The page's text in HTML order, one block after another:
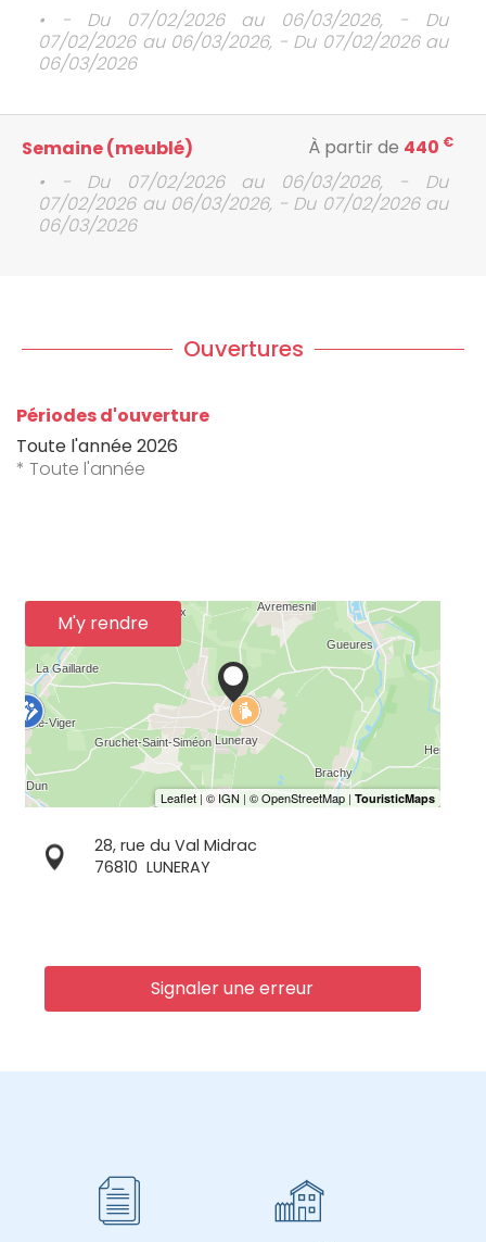
• - Du 07/02/2026 au 06/03/2026, - Du
07/02/2026 au 06/03/2026, - Du 07/02/2026 au
06/03/2026
Semaine (meublé) À partir de 440 €
• - Du 07/02/2026 au 06/03/2026, - Du
07/02/2026 au 06/03/2026, - Du 07/02/2026 au
06/03/2026
Ouvertures
Périodes d'ouverture
Toute l'année 2026
* Toute l'année
M'y rendre
28, rue du Val Midrac
76810 LUNERAY
Signaler une erreur